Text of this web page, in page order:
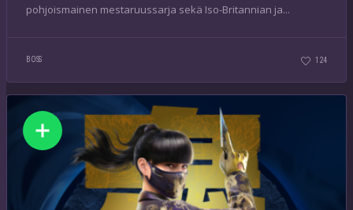
pohjoismainen mestaruussarja sekä Iso-Britannian ja...
BOSS 124